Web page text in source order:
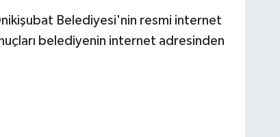
Belediyesi'nin resmi internet
belediyenin internet adresinden